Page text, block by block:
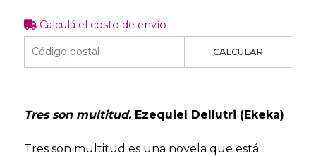
Calculá el costo de envío
CALCULAR
Tres son multitud.Ezequiel Dellutri (Ekeka)
Tres son multitud es una novela que está